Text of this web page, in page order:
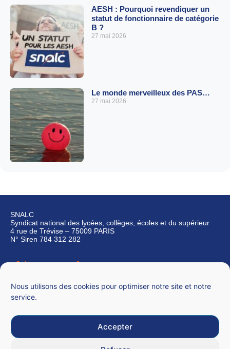
Nous utilisons des cookies pour optimiser notre site et notre
service.
Accepter
AESH : Pourquoi revendiquer un
statut de fonctionnaire de catégorie
B ?
27 mai 2026
Le monde merveilleux des PAS…
27 mai 2026
SNALC
Syndicat national des lycées, collèges, écoles et du supérieur
4 rue de Trévise – 75009 PARIS
N° Siren 784 312 282
Qui sommes-nous ?